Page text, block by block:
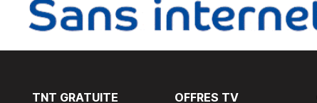
TNT GRATUITE OFFRES TV